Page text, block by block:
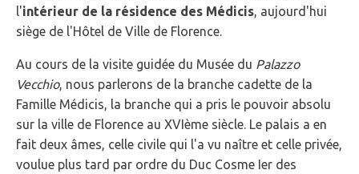
l'intérieur de la résidence des Médicis, aujourd'hui
siège de l'Hôtel de Ville de Florence.
Au cours de la visite guidée du Musée du Palazzo
Vecchio, nous parlerons de la branche cadette de la
Famille Médicis, la branche qui a pris le pouvoir absolu
sur la ville de Florence au XVIème siècle. Le palais a en
fait deux âmes, celle civile qui l'a vu naître et celle privée,
voulue plus tard par ordre du Duc Cosme Ier des